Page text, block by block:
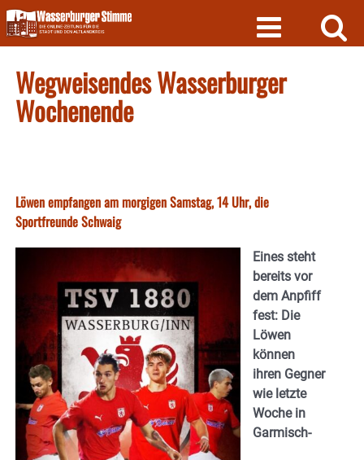
Skip
to
content
Wegweisendes Wasserburger
Wochenende
Löwen empfangen am morgigen Samstag, 14 Uhr, die
Sportfreunde Schwaig
Eines steht
bereits vor
dem Anpfiff
fest: Die
Löwen
können
ihren Gegner
wie letzte
Woche in
Garmisch-